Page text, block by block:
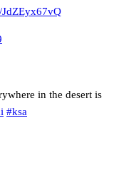
in the desert is
#ksa